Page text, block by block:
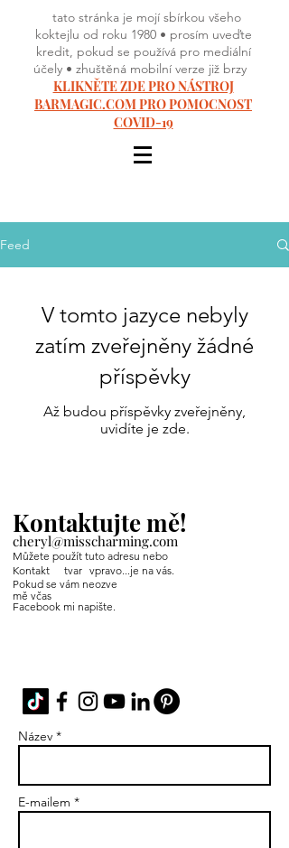
tato stránka je mojí sbírkou všeho
koktejlu od roku 1980 • prosím uveďte
kredit, pokud se používá pro mediální
účely • zhuštěná mobilní verze již brzy
KLIKNĚTE ZDE PRO NÁSTROJ
BARMAGIC.COM PRO POMOCNOST
COVID-19
Feed
V tomto jazyce nebyly
zatím zveřejněny žádné
příspěvky
Až budou příspěvky zveřejněny,
uvidíte je zde.
Kontaktujte mě!
cheryl@misscharming.com
Můžete použít tuto adresu nebo
Kontakt
tvar vpravo...je na vás.
Pokud se vám neozve
mě včas
Facebook mi napište.
Název *
E-mailem *